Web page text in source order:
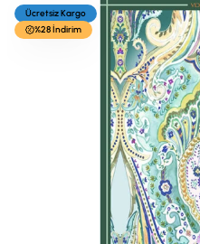
Ücretsiz Kargo
%28 İndirim